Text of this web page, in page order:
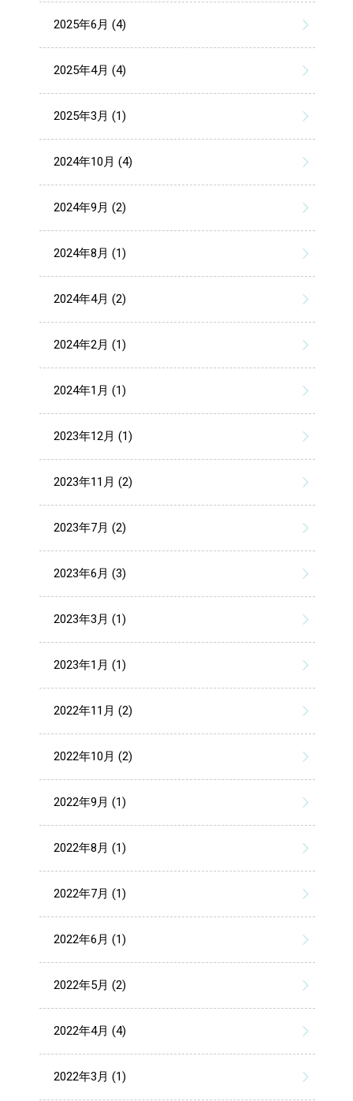
2025年6月 (4)
2025年4月 (4)
2025年3月 (1)
2024年10月 (4)
2024年9月 (2)
2024年8月 (1)
2024年4月 (2)
2024年2月 (1)
2024年1月 (1)
2023年12月 (1)
2023年11月 (2)
2023年7月 (2)
2023年6月 (3)
2023年3月 (1)
2023年1月 (1)
2022年11月 (2)
2022年10月 (2)
2022年9月 (1)
2022年8月 (1)
2022年7月 (1)
2022年6月 (1)
2022年5月 (2)
2022年4月 (4)
2022年3月 (1)